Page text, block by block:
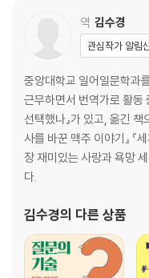
ㆍ 커피와 카페가 없었다면
ㆍ 프랑스혁명의 아지트이자
05 커피를 원하는 권력, 권
ㆍ 프랑스 황제가 된 나폴레
ㆍ 프로이센의 프리드리히
있다’는 거짓 소문을 내게 한
피’에 대한 강렬한 욕망 때문이
ㆍ 군국주의 메커니즘을 통
ㆍ ‘커피는 포르투갈 말을 한
역 김수경
관심작가 알림
중앙대학교 일어일문학과
근무하면서 번역가로 활동
선택했나』가 있고, 옮긴 책
사를 바꾼 맥주 이야기』 『
장 재미있는 사랑과 욕망 세
다.
김수경의 다른 상품